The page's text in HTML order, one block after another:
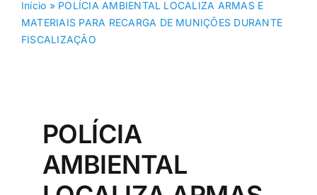
Início » POLÍCIA AMBIENTAL LOCALIZA ARMAS E
MATERIAIS PARA RECARGA DE MUNIÇÕES DURANTE
FISCALIZAÇÃO
POLÍCIA
AMBIENTAL